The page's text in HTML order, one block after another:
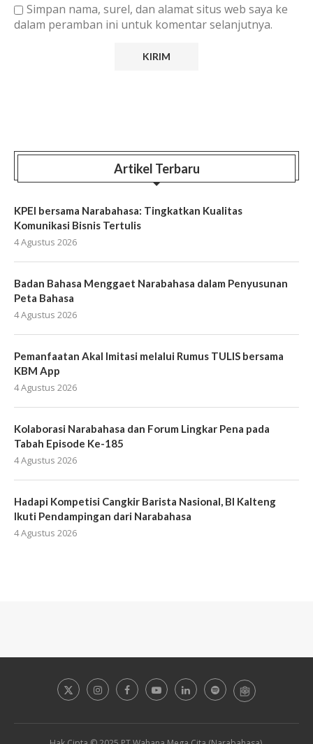
Simpan nama, surel, dan alamat situs web saya ke
dalam peramban ini untuk komentar selanjutnya.
Artikel Terbaru
KPEI bersama Narabahasa: Tingkatkan Kualitas
Komunikasi Bisnis Tertulis
4 Agustus 2026
Badan Bahasa Menggaet Narabahasa dalam Penyusunan
Peta Bahasa
4 Agustus 2026
Pemanfaatan Akal Imitasi melalui Rumus TULIS bersama
KBM App
4 Agustus 2026
Kolaborasi Narabahasa dan Forum Lingkar Pena pada
Tabah Episode Ke-185
4 Agustus 2026
Hadapi Kompetisi Cangkir Barista Nasional, BI Kalteng
Ikuti Pendampingan dari Narabahasa
4 Agustus 2026